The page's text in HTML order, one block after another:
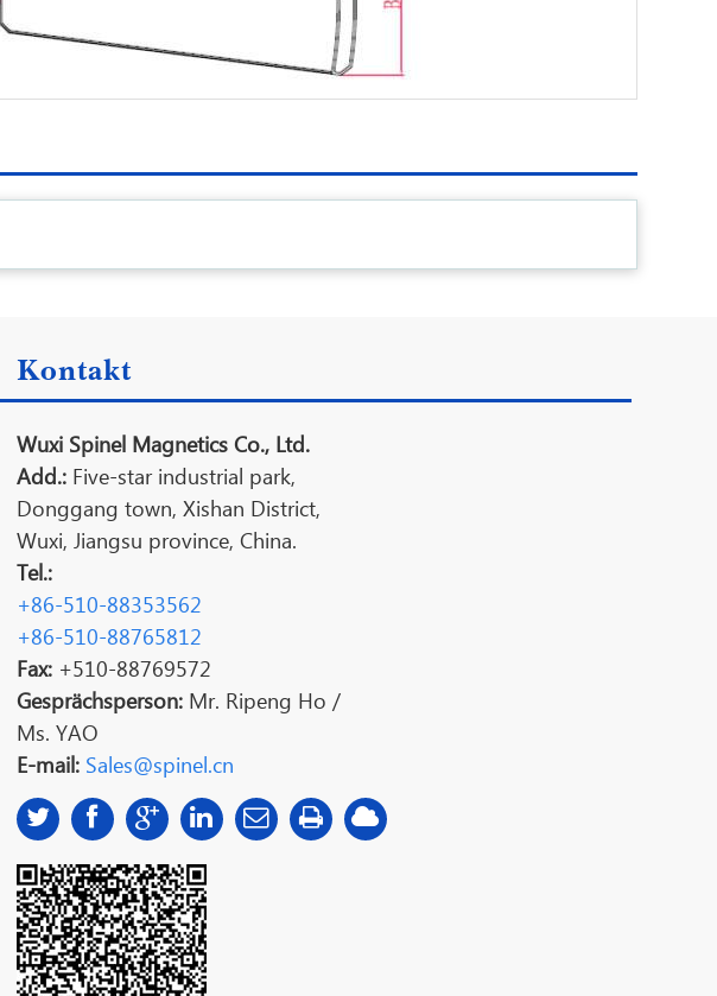
Kontakt
Wuxi Spinel Magnetics Co., Ltd.
Add.:Five-star industrial park,
Donggang town, Xishan District,
Wuxi, Jiangsu province, China.
Tel.:
+86-510-88353562
+86-510-88765812
Fax:+510-88769572
Gesprächsperson: Mr. Ripeng Ho /
Ms. YAO
E-mail: Sales@spinel.cn